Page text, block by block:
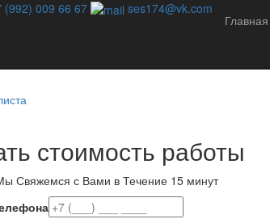
(992) 009 66 67 ses174@vk.com
Главная
- единственный способ избавиться
на уничтожении вредителей в
стоимость работы
Свяжемся с Вами в Течение 15 минут